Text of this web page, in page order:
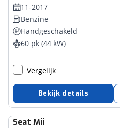
11-2017
Benzine
Handgeschakeld
60 pk (44 kW)
Vergelijk
Bekijk details
Seat Mii